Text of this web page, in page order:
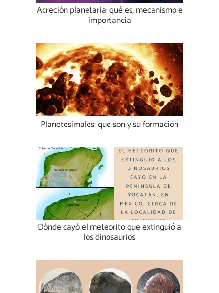
Acreción planetaria: qué es, mecanismo e
importancia
Planetesimales: qué son y su formación
Dónde cayó el meteorito que extinguió a
los dinosaurios